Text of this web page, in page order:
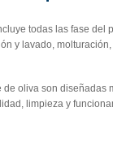
todas las fase del
y lavado,
de oliva son diseñadas
limpieza y